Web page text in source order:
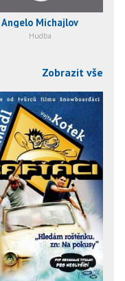
Angelo Michajlov
Hudba
Zobrazit vše